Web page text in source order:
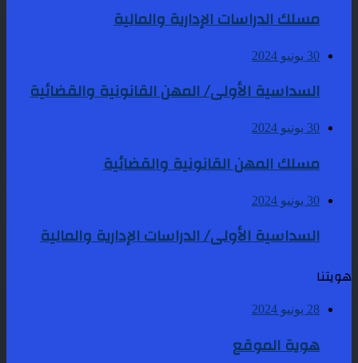
مسلك الدراسات الإدارية والمالية
30 يونيو 2024
السداسية الأولى/ المهن القانونية والقضائية
30 يونيو 2024
مسلك المهن القانونية والقضائية
30 يونيو 2024
السداسية الأولى/ الدراسات الإدارية والمالية
هويتنا
28 يونيو 2024
هوية الموقع